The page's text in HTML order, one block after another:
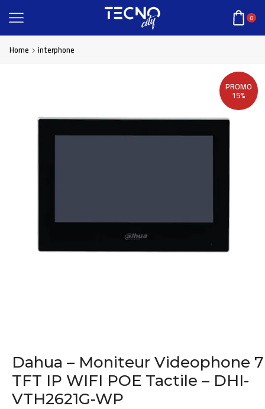
0
Home interphone
PROMO
15%
Dahua – Moniteur Videophone
TFT IP WIFI POE Tactile – DHI-
VTH2621G-WP